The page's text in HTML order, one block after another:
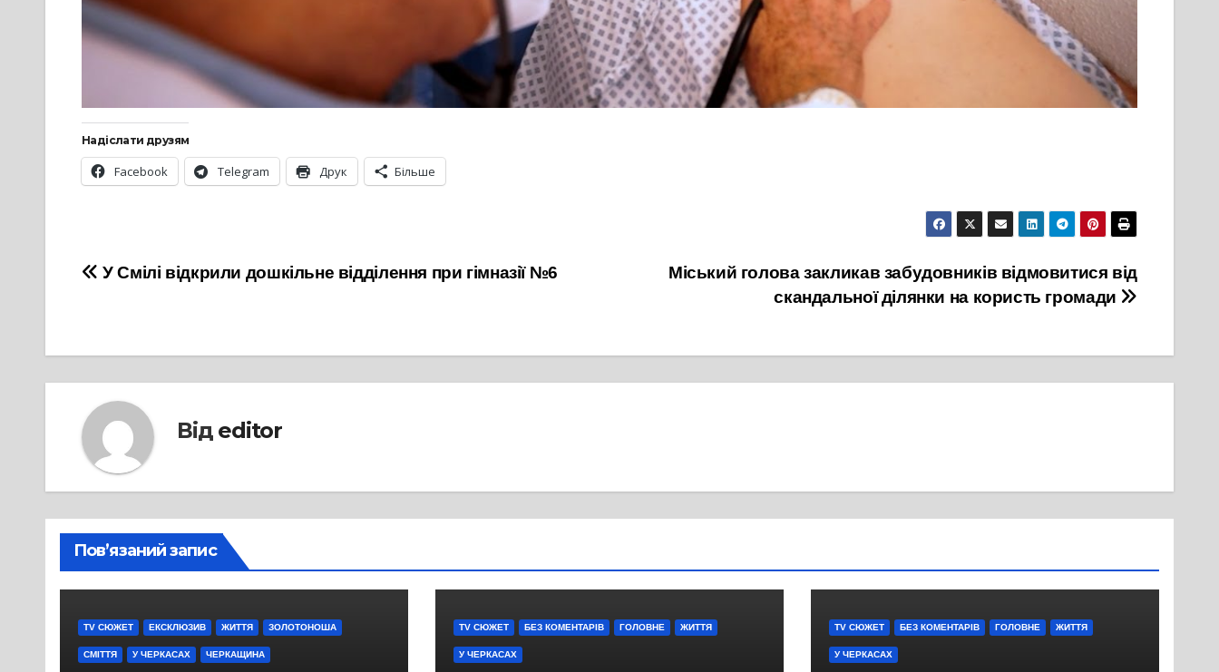
Надіслати друзям
Facebook Telegram Друк Більше
Навігація
Міський голова закликав забудовників відмовитися від
скандальної ділянки на користь громади
У Смілі відкрили дошкільне відділення при гімназії №6
Від editor
Пов’язаний запис
TV СЮЖЕТ ЕКСКЛЮЗИВ ЖИТТЯ ЗОЛОТОНОША
СМІТТЯ У ЧЕРКАСАХ ЧЕРКАЩИНА
TV СЮЖЕТ БЕЗ КОМЕНТАРІВ ГОЛОВНЕ ЖИТТЯ
У ЧЕРКАСАХ
TV СЮЖЕТ БЕЗ КОМЕНТАРІВ ГОЛОВНЕ ЖИТТЯ
У ЧЕРКАСАХ